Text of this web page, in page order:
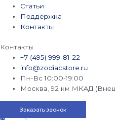
Статьи
Поддержка
Контакты
Контакты
+7 (495) 999-81-22
info@zodiacstore.ru
Пн-Вс 10:00-19:00
Москва, 92 км МКАД
Заказать звонок